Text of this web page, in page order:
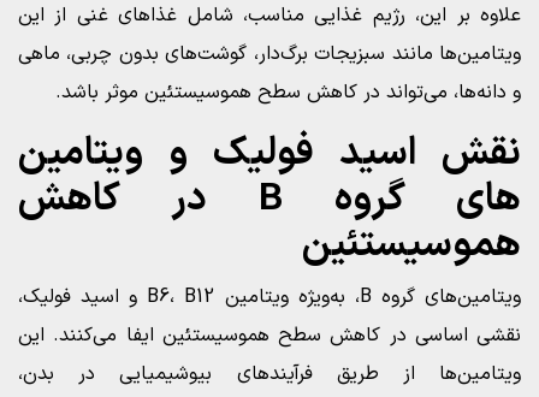
علاوه بر این، رژیم غذایی مناسب، شامل غذاهای غنی از این
ویتامین‌ها مانند سبزیجات برگ‌دار، گوشت‌های بدون چربی، ماهی
و دانه‌ها، می‌تواند در کاهش سطح هموسیستئین موثر باشد.
نقش اسید فولیک و ویتامین‌
های گروه B در کاهش
هموسیستئین
ویتامین‌های گروه B، به‌ویژه ویتامین B6، B12 و اسید فولیک،
نقشی اساسی در کاهش سطح هموسیستئین ایفا می‌کنند. این
ویتامین‌ها از طریق فرآیندهای بیوشیمیایی در بدن،